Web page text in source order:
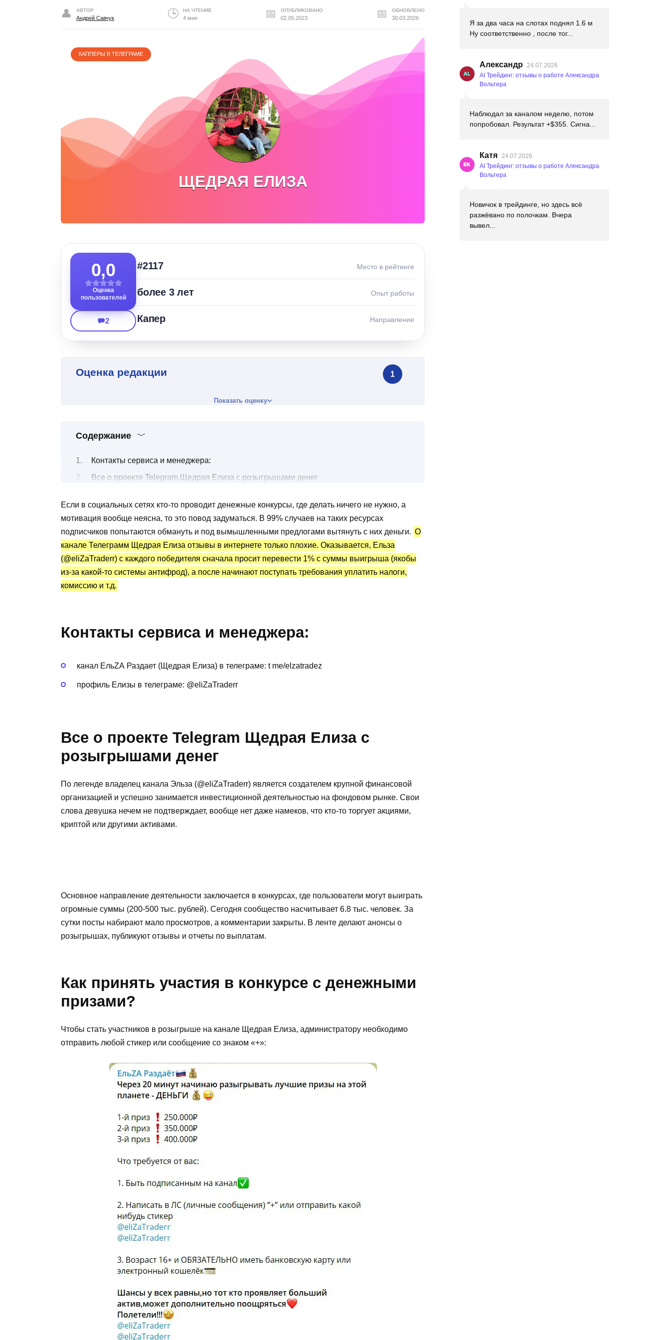
АВТОР
Андрей Савчук
НА ЧТЕНИЕ
4 мин
ОПУБЛИКОВАНО
02.05.2023
ОБНОВЛЕНО
30.03.2026
ЩЕДРАЯ ЕЛИЗА
КАППЕРЫ В ТЕЛЕГРАМЕ
0,0
Оценка
пользователей
2
#2117 Место в рейтинге
более 3 лет Опыт работы
Капер Направление
Оценка редакции 1
Показать оценку
Содержание
Контакты сервиса и менеджера:
Все о проекте Telegram Щедрая Елиза с розыгрышами денег
Канал Telegram Щедрая Елиза: статистика и отзывы
Преимущества и недостатки
Если в социальных сетях кто-то проводит денежные конкурсы, где делать ничего не нужно, а
мотивация вообще неясна, то это повод задуматься. В 99% случаев на таких ресурсах
подписчиков попытаются обмануть и под вымышленными предлогами вытянуть с них деньги. О
канале Телеграмм Щедрая Елиза отзывы в интернете только плохие. Оказывается, Ельза
(@eliZaTraderr) с каждого победителя сначала просит перевести 1% с суммы выигрыша (якобы
из-за какой-то системы антифрод), а после начинают поступать требования уплатить налоги,
комиссию и т.д.
Контакты сервиса и менеджера:
канал ЕльZА Раздает (Щедрая Елиза) в телеграме: t me/elzatradez
профиль Елизы в телеграме: @eliZaTraderr
Все о проекте Telegram Щедрая Елиза с
розыгрышами денег
По легенде владелец канала Эльза (@eliZaTraderr) является создателем крупной финансовой
организацией и успешно занимается инвестиционной деятельностью на фондовом рынке. Свои
слова девушка нечем не подтверждает, вообще нет даже намеков, что кто-то торгует акциями,
криптой или другими активами.
Основное направление деятельности заключается в конкурсах, где пользователи могут выиграть
огромные суммы (200-500 тыс. рублей). Сегодня сообщество насчитывает 6.8 тыс. человек. За
сутки посты набирают мало просмотров, а комментарии закрыты. В ленте делают анонсы о
розыгрышах, публикуют отзывы и отчеты по выплатам.
Как принять участия в конкурсе с денежными
призами?
Чтобы стать участников в розыгрыше на канале Щедрая Елиза, администратору необходимо
отправить любой стикер или сообщение со знаком «+»:
Я за два часа на слотах поднял 1.6 м
Ну соответственно , после тог...
Александр
24.07.2026
AI Трейдинг: отзывы о работе Александра
Вольтера
Наблюдал за каналом неделю, потом
попробовал. Результат +$355. Сигна...
Катя 24.07.2026
AI Трейдинг: отзывы о работе Александра
Вольтера
Новичок в трейдинге, но здесь всё
разжёвано по полочкам. Вчера
вывел...